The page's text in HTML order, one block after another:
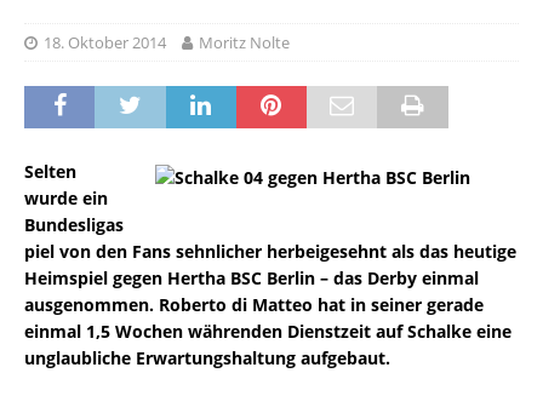
18. Oktober 2014 Moritz Nolte
Selten
wurde ein
Bundesligas
piel von den Fans sehnlicher herbeigesehnt als das heutige
Heimspiel gegen Hertha BSC Berlin – das Derby einmal
ausgenommen. Roberto di Matteo hat in seiner gerade
einmal 1,5 Wochen währenden Dienstzeit auf Schalke eine
unglaubliche Erwartungshaltung aufgebaut.